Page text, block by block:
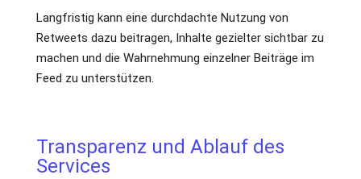
Langfristig kann eine durchdachte Nutzung von
Retweets dazu beitragen, Inhalte gezielter sichtbar zu
machen und die Wahrnehmung einzelner Beiträge im
Feed zu unterstützen.
Transparenz und Ablauf des
Services